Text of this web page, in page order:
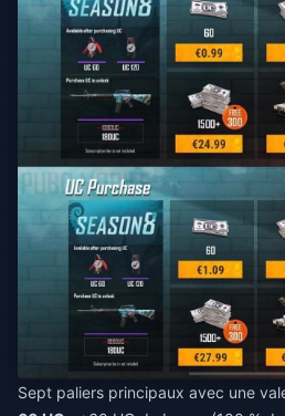
Sept paliers principaux avec une